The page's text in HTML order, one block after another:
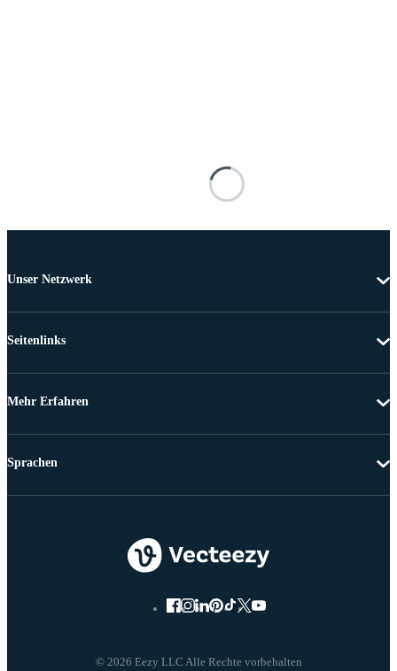
Unser Netzwerk
Seitenlinks
Mehr Erfahren
© 2026 Eezy LLC Alle Rechte vorbehalten
Sprachen